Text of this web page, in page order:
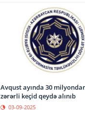
Avqust ayında 30
zərərli keçid qeydə alınıb
03-09-2025